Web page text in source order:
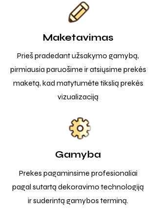
Maketavimas
Prieš pradedant užsakymo gamybą,
pirmiausia paruošime ir atsiųsime prekės
maketą, kad matytumėte tikslią prekės
vizualizaciją
Gamyba
Prekes pagaminsime profesionaliai
pagal sutartą dekoravimo technologiją
ir suderintą gamybos terminą.